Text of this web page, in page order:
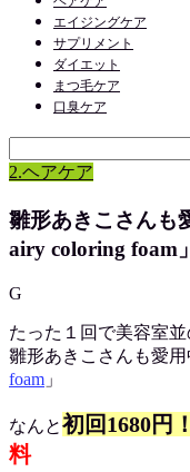
エイジングケア
サプリメント
ダイエット
まつ毛ケア
口臭ケア
2.ヘアケア
雛形あきこさんも
airy coloring foam」
G
たった１回で美容室並
雛形あきこさんも愛用
foam 」
なんと初回1680円！
料